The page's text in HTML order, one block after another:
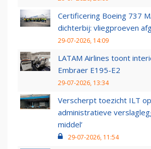
Certificering Boeing 737
dichterbij: vliegproeven
29-07-2026, 14:09
LATAM Airlines toont
Embraer E195-E2
29-07-2026, 13:34
Verscherpt toezicht ILT
administratieve
middel’
29-07-2026, 11:54